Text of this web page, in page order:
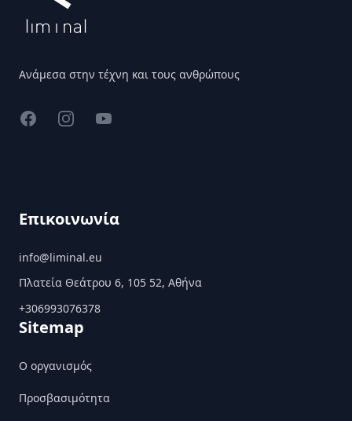
Ανάμεσα στην τέχνη και τους ανθρώπους
FacebookInstagramYouTube
Επικοινωνία
info@liminal.eu
Πλατεία Θεάτρου 6, 105 52, Αθήνα
+306993076378
Sitemap
Ο οργανισμός
Προσβασιμότητα